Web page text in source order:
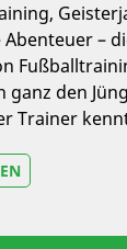
–
ganz den
Trainer